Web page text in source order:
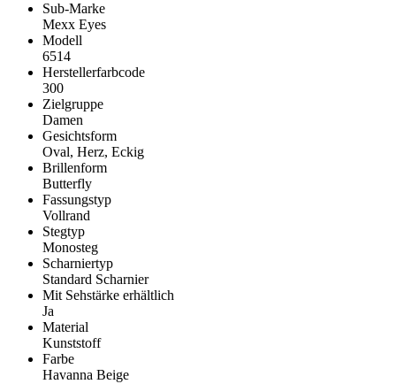
Sub-Marke
Mexx Eyes
Modell
6514
Herstellerfarbcode
300
Zielgruppe
Damen
Gesichtsform
Oval, Herz, Eckig
Brillenform
Butterfly
Fassungstyp
Vollrand
Stegtyp
Monosteg
Scharniertyp
Standard Scharnier
Mit Sehstärke erhältlich
Ja
Material
Kunststoff
Farbe
Havanna Beige